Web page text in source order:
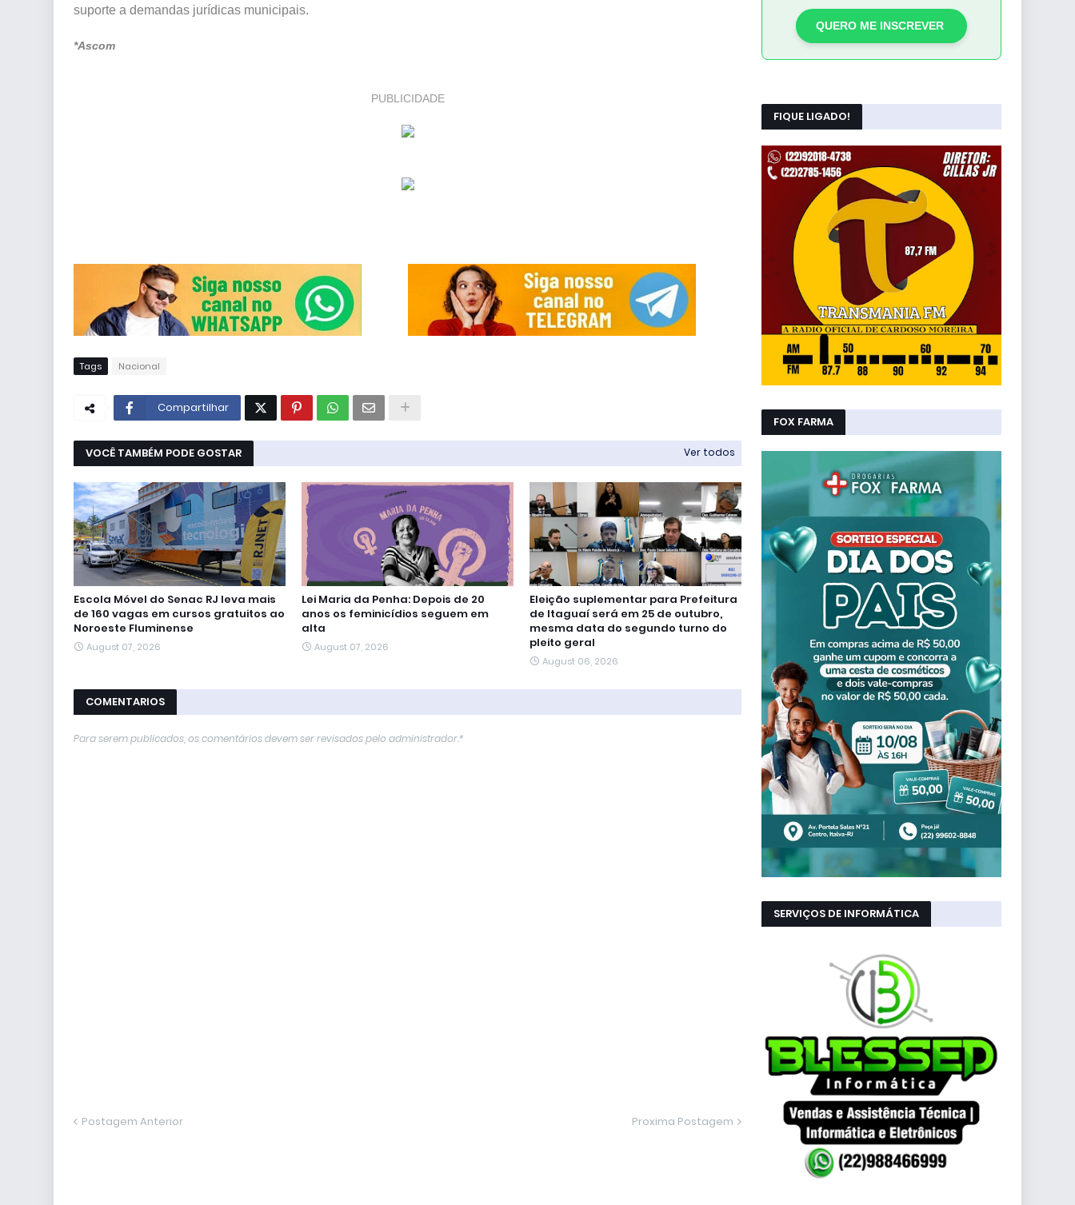
suporte a demandas jurídicas municipais.
*Ascom
PUBLICIDADE
Tags Nacional
Compartilhar
VOCÊ TAMBÉM PODE GOSTAR Ver todos
Escola Móvel do Senac RJ leva mais
de 160 vagas em cursos gratuitos ao
Noroeste Fluminense
August 07, 2026
Lei Maria da Penha: Depois de 20
anos os feminicídios seguem em
alta
August 07, 2026
Eleição suplementar para Prefeitura
de Itaguaí será em 25 de outubro,
mesma data do segundo turno do
pleito geral
August 06, 2026
COMENTARIOS
Para serem publicados, os comentários devem ser revisados ​​pelo administrador.*
Postagem Anterior Proxima Postagem
QUERO ME INSCREVER
FIQUE LIGADO!
FOX FARMA
SERVIÇOS DE INFORMÁTICA